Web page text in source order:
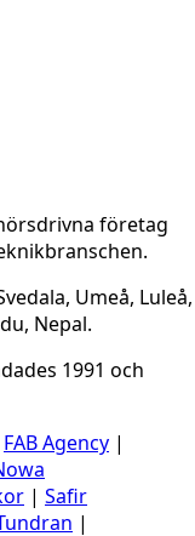
företag
Umeå, Luleå,
Nepal.
1991 och
FAB Agency |
| Safir
|